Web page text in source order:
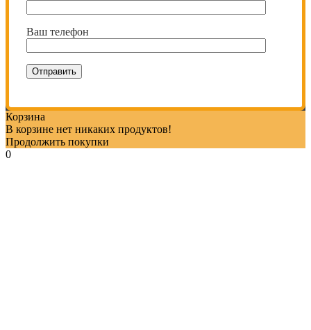
Ваш телефон
Корзина
В корзине нет никаких продуктов!
Продолжить покупки
0